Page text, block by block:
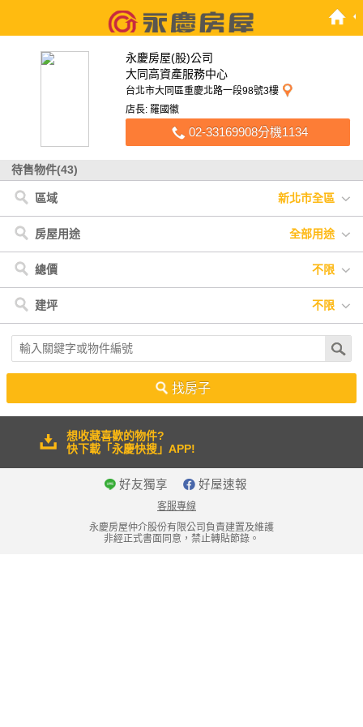
永慶房屋(股)公司
大同高資產服務中心
台北市大同區重慶北路一段98號3樓
店長: 羅國徽
02-33169908分機1134
待售物件(43)
區域 新北市全區
新北市
< 新北市 三重區
房屋用途 全部用途
全部用途 其他
總價 不限
不限 400萬以下
建坪 不限
不限 20坪以下 20坪-30坪 30坪-40坪
40坪-50坪
50坪以上
找房子
想收藏喜歡的物件?
快下載「永慶快搜」APP!
好友獨享 好屋速報
客服專線
永慶房屋仲介股份有限公司負責建置及維護
非經正式書面同意，禁止轉貼節錄。